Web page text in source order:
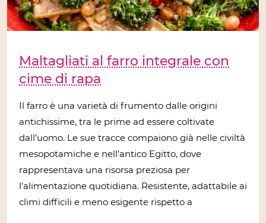
Maltagliati al farro integrale con
cime di rapa
Il farro è una varietà di frumento dalle origini
antichissime, tra le prime ad essere coltivate
dall’uomo. Le sue tracce compaiono già nelle civiltà
mesopotamiche e nell’antico Egitto, dove
rappresentava una risorsa preziosa per
l’alimentazione quotidiana. Resistente, adattabile ai
climi difficili e meno esigente rispetto a